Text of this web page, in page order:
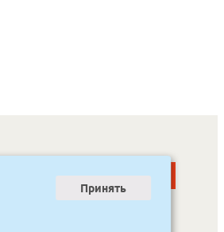
Красильникова, 8, строение 3
Принять